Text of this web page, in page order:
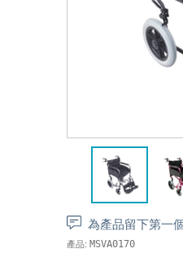
為產品留下第一
產品: MSVA0170